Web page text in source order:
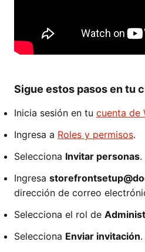
Sigue estos pasos en tu
Inicia sesión en tu cuenta de
Ingresa a Roles y permisos.
Selecciona Invitar personas.
Ingresa
dirección de correo
Selecciona el rol de
Selecciona Enviar invitación.